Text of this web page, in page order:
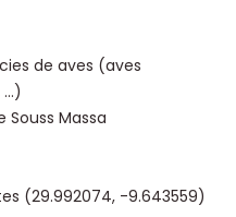
de aves (aves
…)
Souss Massa
(29.992074, -9.643559)